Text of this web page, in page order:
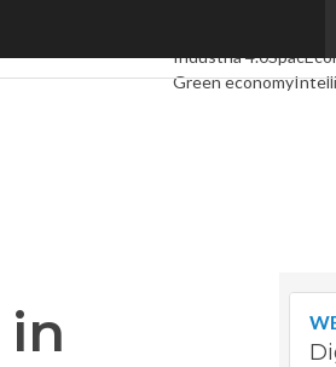
Digital
Industria 4.0
Green economy